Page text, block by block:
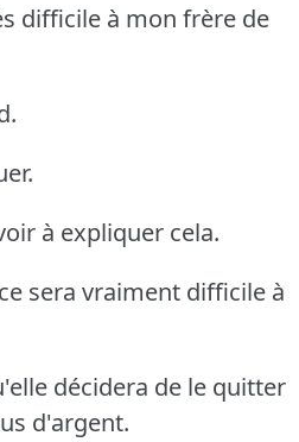
difficile à mon frère de
à expliquer cela.
sera vraiment difficile à
décidera de le quitter
d'argent.